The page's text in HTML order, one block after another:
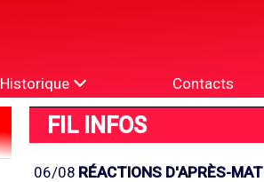
Historique Contacts
FIL INFOS
06/08 RÉACTIONS D'APRÈS-